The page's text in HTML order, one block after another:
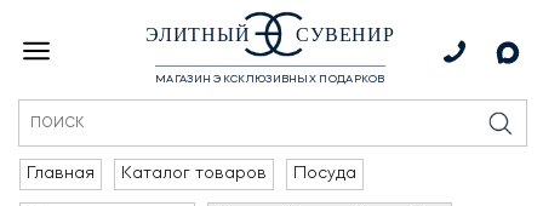
ЭЛИТНЫЙ СУВЕНИР
МАГАЗИН ЭКСКЛЮЗИВНЫХ ПОДАРКОВ
Главная Каталог товаров Посуда